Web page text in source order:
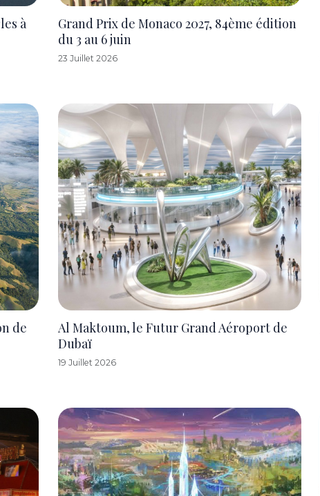
à
Grand Prix de Monaco 2027, 84ème édition
du 3 au 6 juin
23 Juillet 2026
de
Al Maktoum, le Futur Grand Aéroport de
Dubaï
19 Juillet 2026